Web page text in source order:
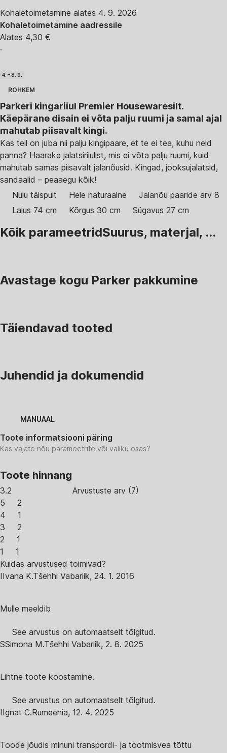
Kohaletoimetamine alates 4. 9. 2026
Kohaletoimetamine aadressile
Alates 4,30 €
·
4. – 8. 9.
ROHKEM
Parkeri kingariiul Premier Housewaresilt.
Käepärane disain ei võta palju ruumi ja samal ajal
mahutab piisavalt kingi.
Kas teil on juba nii palju kingipaare, et te ei tea, kuhu neid
panna? Haarake jalatsiriiulist, mis ei võta palju ruumi, kuid
mahutab samas piisavalt jalanõusid. Kingad, jooksujalatsid,
sandaalid – peaaegu kõik!
Nulu täispuit
Hele naturaalne
Jalanõu paaride arv 8
Laius 74 cm
Kõrgus 30 cm Sügavus 27 cm
Kõik parameetridSuurus, materjal, ...
Avastage kogu Parker pakkumine
Täiendavad tooted
Juhendid ja dokumendid
MANUAAL
Toote informatsiooni päring
Kas vajate nõu parameetrite või valiku osas?
Toote hinnang
3.2 Arvustuste arv (7)
5
2
4
1
3
2
2
1
1
1
Kuidas arvustused toimivad?
IIvana K.Tšehhi Vabariik, 24. 1. 2016
Mulle meeldib
See arvustus on automaatselt tõlgitud.
SSimona M.Tšehhi Vabariik, 2. 8. 2025
Lihtne toote koostamine.
See arvustus on automaatselt tõlgitud.
IIgnat C.Rumeenia, 12. 4. 2025
Toode jõudis minuni transpordi- ja tootmisvea tõttu